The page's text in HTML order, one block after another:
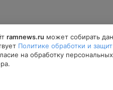
ramnews.ru может собирать
Политике обработки и
на обработку